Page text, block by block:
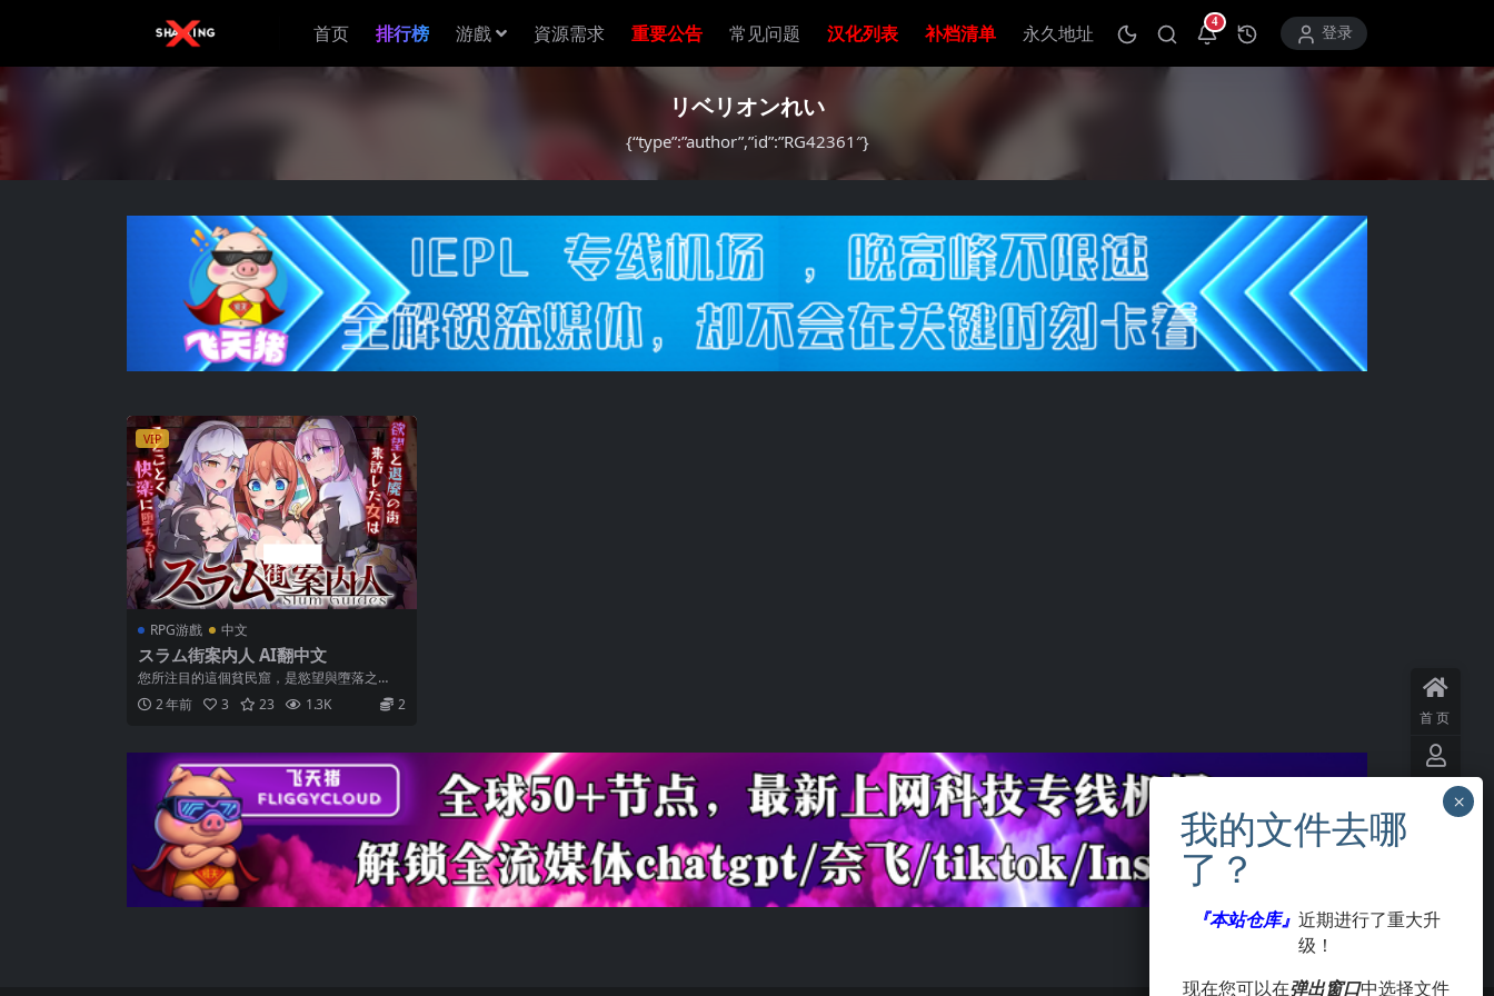
首页 排行榜 游戲 資源需求 重要公告 常见问题 汉化列表 补档清单 永久地址 4
打开通知中心登录
リベリオンれい
{“type”:”author”,”id”:”RG42361″}
VIP
RPG游戲 中文
スラム街案内人 AI翻中文
您所注目的這個貧民窟，是慾望與墮落之
城……！ 成為貧民窟導遊，巧妙地引誘來訪女
孩...2 年前 3 23 1.3K 2
首页
用户
中心
『本站仓库』 近期进行了重大升
级！
现在您可以在弹出窗口中选择文件